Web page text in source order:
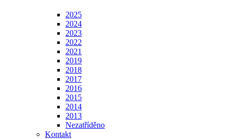
2025
2024
2023
2022
2021
2019
2018
2017
2016
2015
2014
2013
Nezatříděno
Kontakt